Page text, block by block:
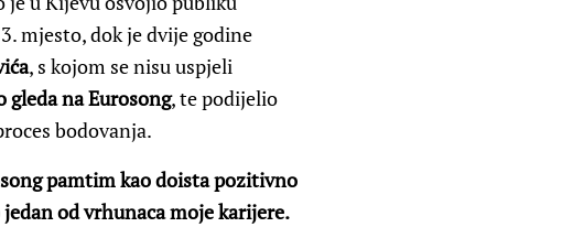
mjesto, dok je dvije godine
, s kojom se nisu uspjeli
gleda na Eurosong, te podijelio
bodovanja.
pamtim kao doista pozitivno
od vrhunaca moje karijere.